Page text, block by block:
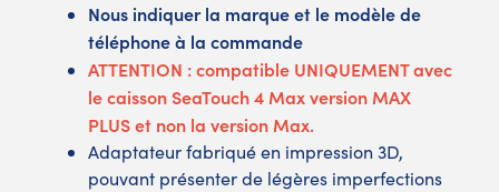
Nous indiquer la marque et le modèle de
téléphone à la commande
ATTENTION : compatible UNIQUEMENT avec
le caisson SeaTouch 4 Max version MAX
PLUS et non la version Max.
Adaptateur fabriqué en impression 3D,
pouvant présenter de légères imperfections